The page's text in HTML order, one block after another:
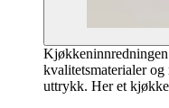
kvalitetsmaterialer
uttrykk. Her et